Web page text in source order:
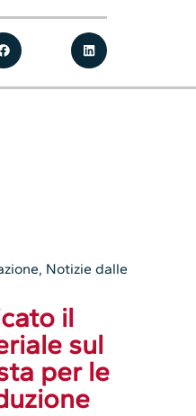
, Notizie dalle
il
sul
per le